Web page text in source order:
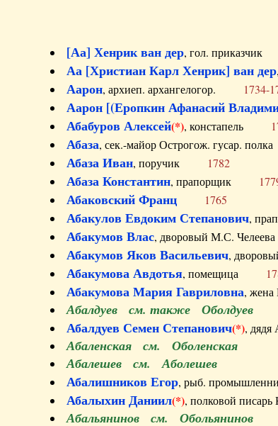
[Аа] Хенрик ван дер, гол.
Аа [Христиан Карл Хенрик] ван дер
Аарон, архиеп. архангелогор. 1734-
Аарон [(Еропкин Афанасий
Абабуров Алексей(*), констапель
Абаза, сек.-майор Острогож. гусар.
Абаза Иван, поручик 1782
Абаза Константин, прапорщик
Абаковский Франц 1765
Абакулов Евдоким Степанович,
Абакумов Влас, дворовый М.С.
Абакумов Яков Васильевич,
Абакумова Авдотья, помещица
Абакумова Мария Гавриловна,
Абалдуев см. также Оболдуев
Абалдуев Семен Степанович(*),
Абаленская см. Оболенская
Абалешев см. Аболешев
Абалишников Егор, рыб.
Абалыхин Даниил(*), полковой
Абальянинов см. Обольянинов